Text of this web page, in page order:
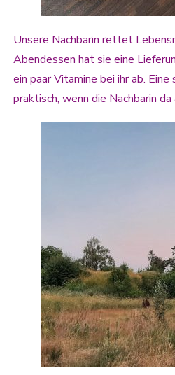
Unsere Nachbarin rettet
Abendessen hat sie eine
ein paar Vitamine bei ihr ab.
praktisch, wenn die Nachbarin